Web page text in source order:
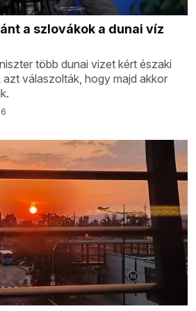
a szlovákok a dunai víz
több dunai vizet kért északi
válaszolták, hogy majd akkor